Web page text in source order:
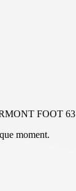
FOOT 63
moment.